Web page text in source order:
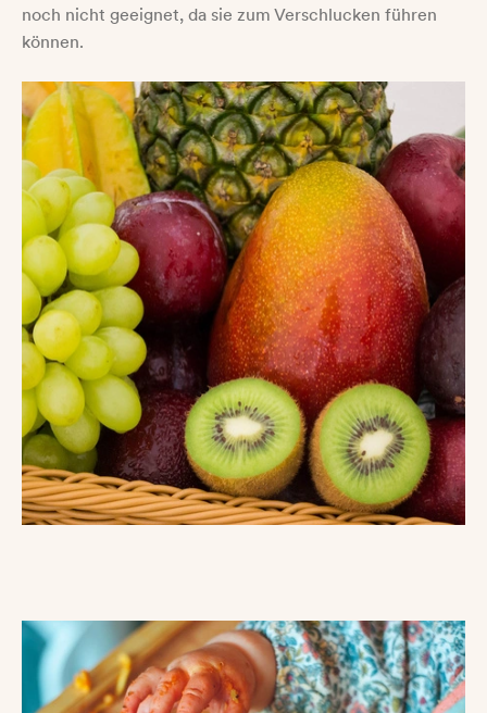
noch nicht geeignet, da sie zum Verschlucken führen
können.